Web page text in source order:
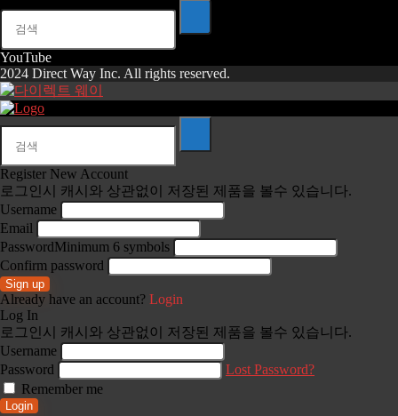
고
YouTube
2024 Direct Way Inc. All rights reserved.
Register New Account
로그인시 캐시와 상관없이 저장된 제품을 볼수 있습니다.
Username
Email
PasswordMinimum 6 symbols
Confirm password
Sign up
Already have an account? Login
Log In
로그인시 캐시와 상관없이 저장된 제품을 볼수 있습니다.
Username
Password
Lost Password?
Remember me
Login